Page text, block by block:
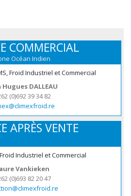
COMMERCIAL
Océan Indien
Froid Industriel et Commercial
Hugues DALLEAU
(0)692 39 34 82
APRÈS VENTE
Industriel et Commercial
Vankieken
(0)693 82 20 47